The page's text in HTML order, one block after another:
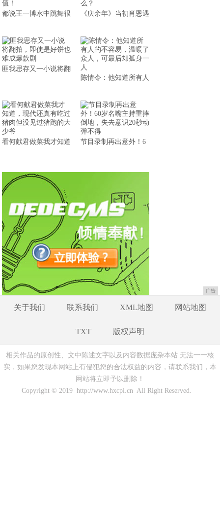
都说王一博水中跳舞很 《庆余年》当初肖恩遇
匪我思存又一小说将翻
陈情令：他知道所有人
看何献君做菜我才知道 节目录制再出意外！6
广告
关于我们 联系我们 XML地图 网站地图
TXT 版权声明
相关作品的原创性、文中陈述文字以及内容数据庞杂本站 无法一一核
实，如果您发现本网站上有侵犯您的合法权益的内容，请联系我们，本
网站将立即予以删除！
Copyright © 2019 http://www.hxcpi.cn All Right Reserved.